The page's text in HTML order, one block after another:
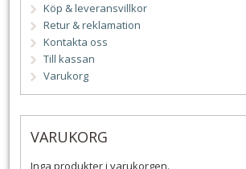
Köp & leveransvillkor
Retur & reklamation
Kontakta oss
Till kassan
Varukorg
VARUKORG
Inga produkter i varukorgen.